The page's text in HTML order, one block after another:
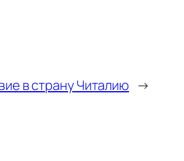
в страну Читалию →